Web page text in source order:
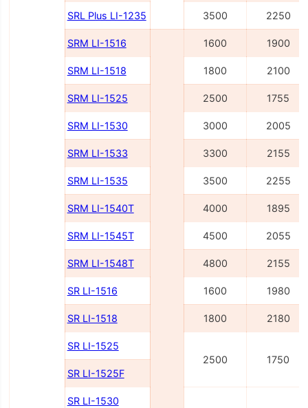
SRL Plus LI-1235 3500 2250
SRM LI-1516 1600 1900
SRM LI-1518 1800 2100
SRM LI-1525 2500 1755
SRM LI-1530 3000 2005
SRM LI-1533 3300 2155
SRM LI-1535 3500 2255
SRM LI-1540Т 4000 1895
SRM LI-1545Т 4500 2055
SRM LI-1548Т 4800 2155
SR LI-1516 1600 1980
SR LI-1518 1800 2180
SR LI-1525
2500
1750
SR LI-1525F
SR LI-1530